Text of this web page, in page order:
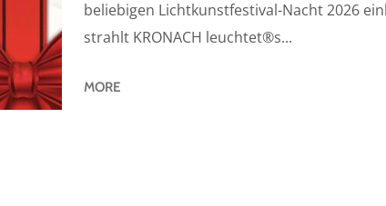
beliebigen Lichtkunstfestival-Nacht 2026
strahlt KRONACH leuchtet®s...
MORE